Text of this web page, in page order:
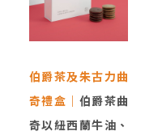
伯爵茶及朱古力曲
奇禮盒｜ 伯爵茶曲
奇以紐西蘭牛油、